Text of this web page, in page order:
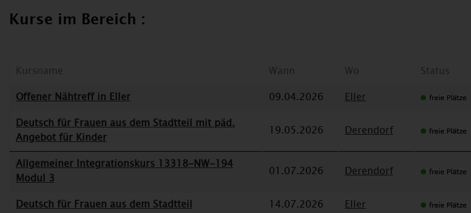
Kurse im Bereich :
Kursname Wann Wo
Status
Offener Nähtreff in Eller
09.04.2026 Eller
Deutsch für Frauen aus dem Stadtteil mit päd.
Angebot für Kinder
19.05.2026 Derendorf
Allgemeiner Integrationskurs 13318-NW-194
Modul 3
01.07.2026 Derendorf
Deutsch für Frauen aus dem Stadtteil 14.07.2026 Eller